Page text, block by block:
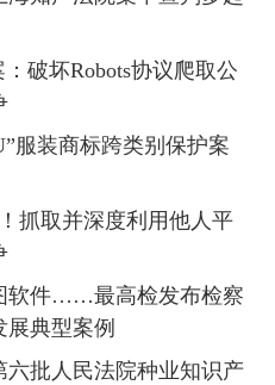
破坏Robots协议爬取公
服装商标跨类别保护案
抓取并深度利用他人平
软件……最高检发布检察
典型案例
批人民法院种业知识产